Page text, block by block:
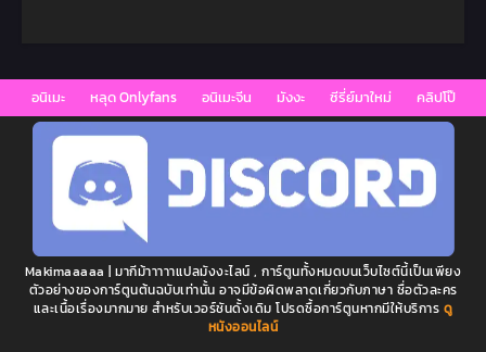
อนิเมะ หลุด Onlyfans อนิเมะจีน มังงะ ซีรี่ย์มาใหม่ คลิปโป๊
Makimaaaaa | มากีม้าาาาาแปลมังงะไลน์ , การ์ตูนทั้งหมดบนเว็บไซต์นี้เป็นเพียง
ตัวอย่างของการ์ตูนต้นฉบับเท่านั้น อาจมีข้อผิดพลาดเกี่ยวกับภาษา ชื่อตัวละคร
และเนื้อเรื่องมากมาย สำหรับเวอร์ชันดั้งเดิม โปรดซื้อการ์ตูนหากมีให้บริการ ดู
หนังออนไลน์